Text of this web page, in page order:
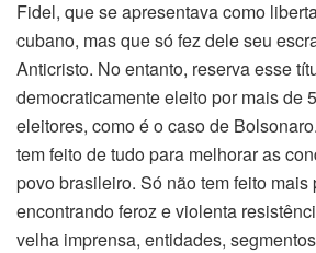
Fidel, que se apresentava como
cubano, mas que só fez dele seu
Anticristo. No entanto, reserva esse
democraticamente eleito por mais de
eleitores, como é o caso de
tem feito de tudo para melhorar as
povo brasileiro. Só não tem feito mais
encontrando feroz e violenta
velha imprensa, entidades,